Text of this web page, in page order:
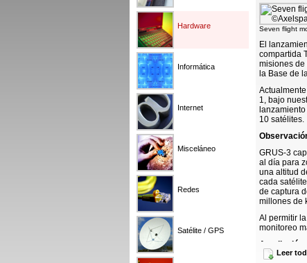
Hardware
Informática
Internet
Misceláneo
Redes
Satélite / GPS
Seven flight
El
compartida
misiones de
la Base de
1, bajo
10 satélites.
GRUS-3
al día para
una altitud
cada
de captura
millones de
Al permitir
monitoreo
Ampliación
GRUS-3
Leer